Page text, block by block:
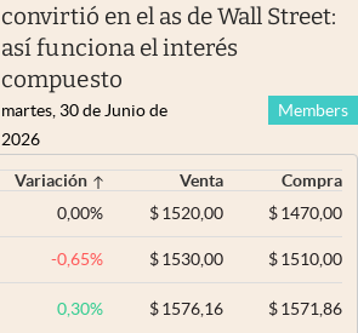
convirtió en el as de Wall Street:
así funciona el interés
compuesto
Members
martes, 30 de Junio de
2026
Variación Venta
Compra
0,00% $ 1520,00 $1470,00
-0,65% $ 1530,00 $1510,00
0,30% $ 1576,16 $1571,86